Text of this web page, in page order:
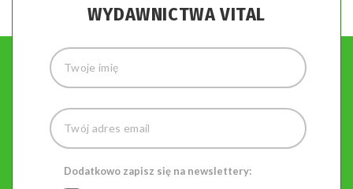
WYDAWNICTWA VITAL
Dodatkowo zapisz się na newslettery: